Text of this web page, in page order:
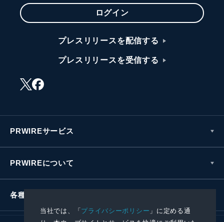
当社では、「プライバシーポリシー 」に定める通
ログイン
プレスリリースを配信する
プレスリリースを受信する
PRWIREサービス
PRWIREについて
各種お問い合わせ